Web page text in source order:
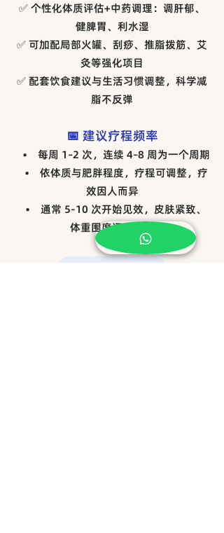
✅ 个性化体质评估+中药调理：调肝郁、
健脾胃、利水湿
✅ 可加配局部火罐、刮痧、推脂拨筋、艾
灸等强化项目
✅ 配套饮食建议与生活习惯调整，科学减
脂不反弹
📅 建议疗程频率
• 每周 1–2 次，连续 4–8 周为一个周期
• 依体质与肥胖程度，疗程可调整，疗
效因人而异
• 通常 5-10 次开始见效，皮肤紧致、
体重围度逐步下降